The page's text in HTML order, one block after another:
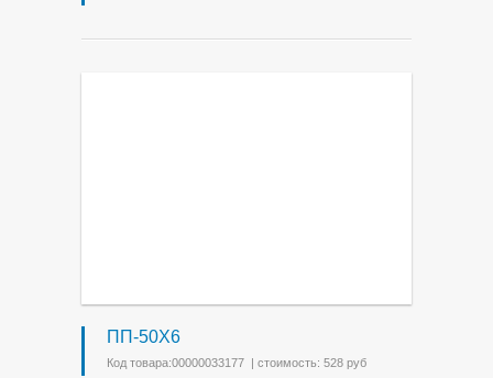
ПП-50Х6
Код товара:00000033177 | стоимость: 528 руб